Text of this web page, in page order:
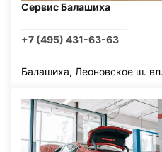
Сервис Балашиха
+7 (495) 431-63-63
Балашиха, Леоновское ш.